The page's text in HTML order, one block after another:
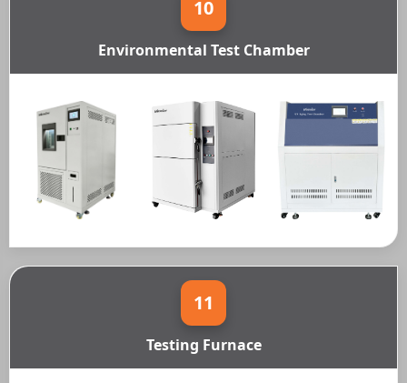
10
Environmental Test Chamber
11
Testing Furnace